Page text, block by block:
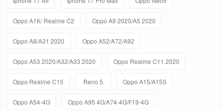
Oppo A1K/ Realme C2 Oppo A9 2020/A5 2020
Oppo A8/A31 2020 Oppo A52/A72/A92
Oppo A53 2020/A32/A33 2020 Oppo Realme C11 2020
Oppo Realme C15 Reno 5 Oppo A15/A15S
Oppo A54-4G Oppo A95 4G/A74-4G/F19-4G